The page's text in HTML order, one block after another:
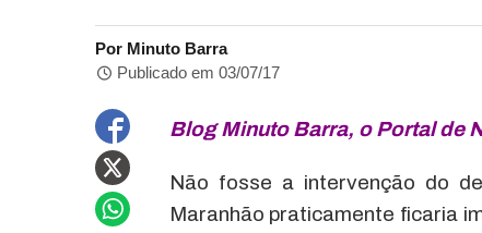
Por Minuto Barra
Publicado em 03/07/17
Blog Minuto Barra, o Portal de
Não fosse a intervenção do
Maranhão praticamente ficaria